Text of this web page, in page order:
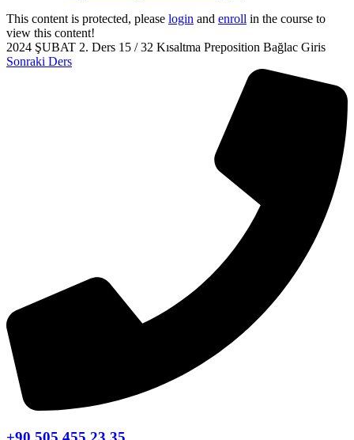
This content is protected, please login and enroll in the course to
view this content!
2024 ŞUBAT 2. Ders 15 / 32 Kısaltma Preposition Bağlac Giris
Sonraki Ders